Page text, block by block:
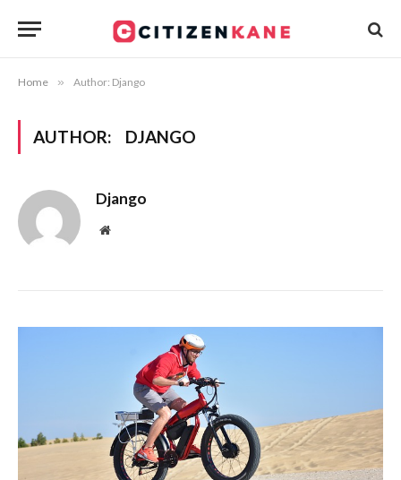
Home » Author: Django
AUTHOR: DJANGO
Django
Website